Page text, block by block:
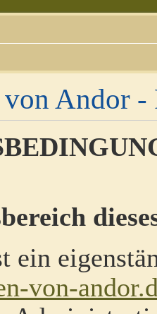
von Andor -
ein
von-